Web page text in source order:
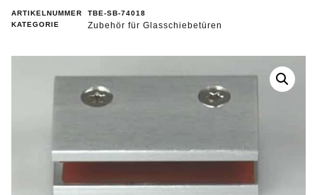
ARTIKELNUMMER
TBE-SB-74018
KATEGORIE
Zubehör für Glasschiebetüren